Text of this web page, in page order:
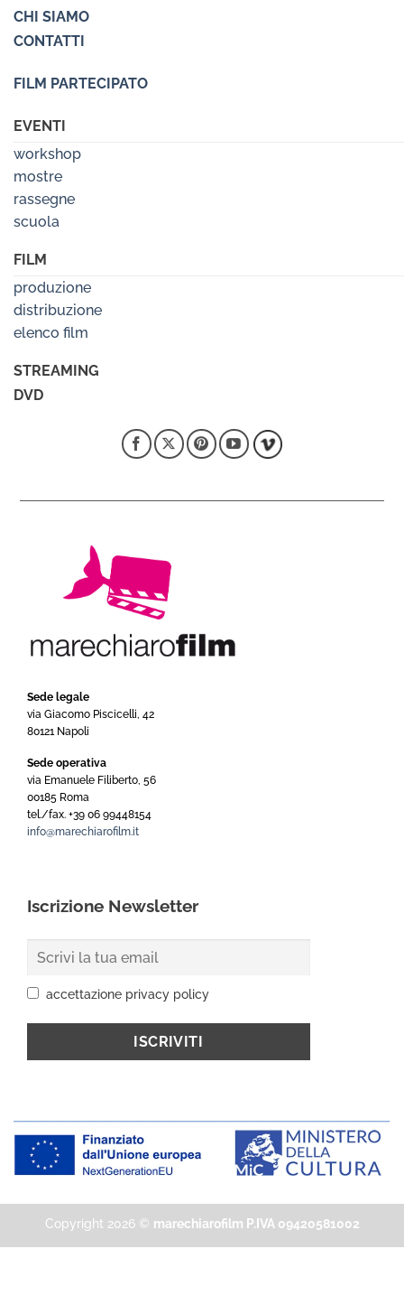
CHI SIAMO
CONTATTI
FILM PARTECIPATO
EVENTI
workshop
mostre
rassegne
scuola
FILM
produzione
distribuzione
elenco film
STREAMING
DVD
Sede legale
via Giacomo Piscicelli, 42
80121 Napoli
Sede operativa
via Emanuele Filiberto, 56
00185 Roma
tel./fax. +39 06 99448154
info@marechiarofilm.it
Iscrizione Newsletter
accettazione privacy policy
Copyright 2026 © marechiarofilm P.IVA 09420581002